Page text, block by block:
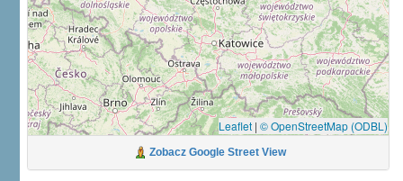
Leaflet | © OpenStreetMap (ODBL)
Zobacz Google Street View